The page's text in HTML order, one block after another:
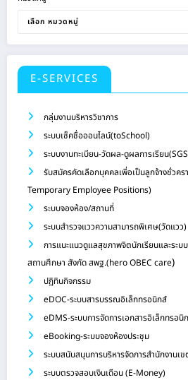
E-SERVICES
กลุ่มงานบริหารวิชาการ
ระบบเช็คชื่อออนไลน์(toSchool)
ระบบงานทะเบียน-วัดผล-ดูผลการเรียน
รับสมัครคัดเลือกบุคคลเพื่อเป็นลูกจ้างชั่วค
Temporary Employee Positions)
ระบบจองห้อง/สถานที่
ระบบสำรวจแววความสามารถพิเศษ(วัดแวว)
การแนะแนวดูแลสุขภาพจิตนักเรียนและระบ
สถานศึกษา สังกัด สพฐ.(hero OBEC care)
ปฏิทินกิจกรรม
eDOC-ระบบสารบรรณอิเล็กทรอนิกส์
eDMS-ระบบการจัดการเอกสารอิเล็กทรอนิ
eBooking-ระบบจองห้องประชุม
ระบบสนับสนุนการบริหารจัดการสำนักงาน
ระบบตรวจสอบเงินเดือน (E-Money)